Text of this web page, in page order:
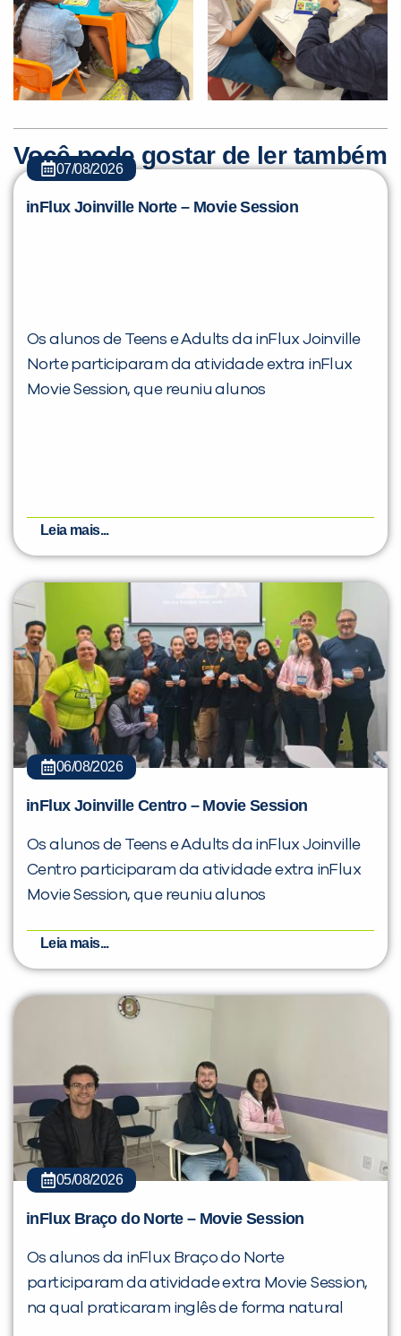
Você pode gostar de ler também
07/08/2026
inFlux Joinville Norte – Movie Session
Os alunos de Teens e Adults da inFlux Joinville
Norte participaram da atividade extra inFlux
Movie Session, que reuniu alunos
Leia mais...
06/08/2026
inFlux Joinville Centro – Movie Session
Os alunos de Teens e Adults da inFlux Joinville
Centro participaram da atividade extra inFlux
Movie Session, que reuniu alunos
Leia mais...
05/08/2026
inFlux Braço do Norte – Movie Session
Os alunos da inFlux Braço do Norte
participaram da atividade extra Movie Session,
na qual praticaram inglês de forma natural